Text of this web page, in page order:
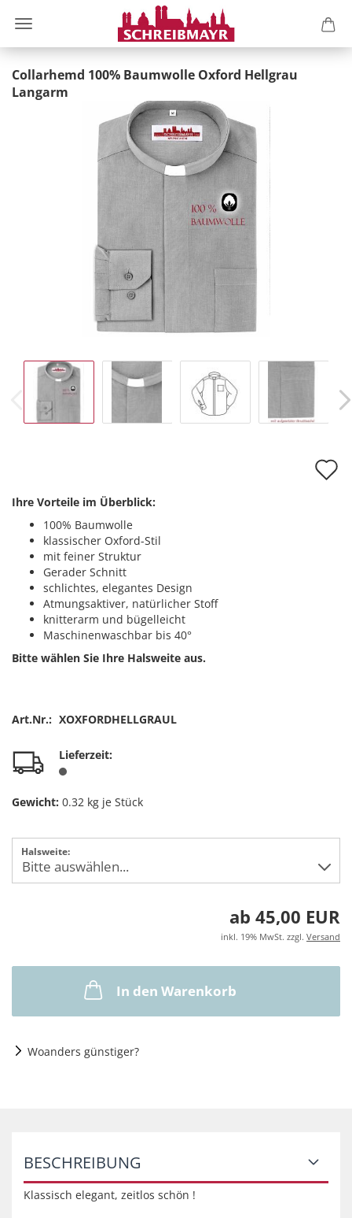
Collarhemd 100% Baumwolle Oxford Hellgrau
Langarm
Ihre Vorteile im Überblick:
100% Baumwolle
klassischer Oxford-Stil
mit feiner Struktur
Gerader Schnitt
schlichtes, elegantes Design
Atmungsaktiver, natürlicher Stoff
knitterarm und bügelleicht
Maschinenwaschbar bis 40°
Bitte wählen Sie Ihre Halsweite aus.
Art.Nr.: XOXFORDHELLGRAUL
Lieferzeit:
Gewicht: 0.32 kg je Stück
Halsweite:
ab 45,00 EUR
inkl. 19% MwSt. zzgl. Versand
In den Warenkorb
Woanders günstiger?
BESCHREIBUNG
Klassisch elegant, zeitlos schön !